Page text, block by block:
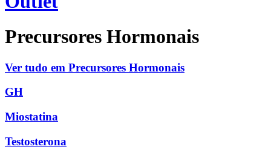
Precursores Hormonais
Ver tudo em Precursores Hormonais
GH
Miostatina
Testosterona